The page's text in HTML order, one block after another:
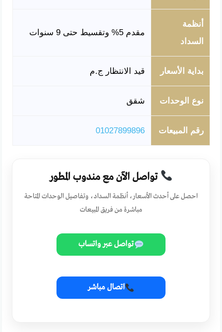
أنظمة
السداد
مقدم 5% وتقسيط حتى 9 سنوات
بداية الأسعار قيد الانتظار ج.م
نوع الوحدات شقق
رقم المبيعات 01027899896
تواصل الآن مع مندوب المطور
احصل على أحدث الأسعار، أنظمة السداد، وتفاصيل الوحدات المتاحة
مباشرة من فريق المبيعات
تواصل عبر واتساب
اتصال مباشر